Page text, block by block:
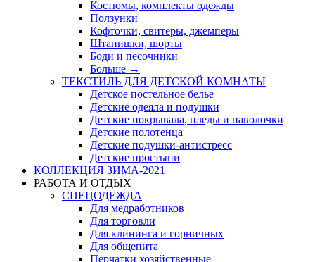
Костюмы, комплекты одежды
Ползунки
Кофточки, свитеры, джемперы
Штанишки, шорты
Боди и песочники
Больше →
ТЕКСТИЛЬ ДЛЯ ДЕТСКОЙ КОМНАТЫ
Детское постельное белье
Детские одеяла и подушки
Детские покрывала, пледы и наволочки
Детские полотенца
Детские подушки-антистресс
Детские простыни
КОЛЛЕКЦИЯ ЗИМА-2021
РАБОТА И ОТДЫХ
СПЕЦОДЕЖДА
Для медработников
Для торговли
Для клининга и горничных
Для общепита
Перчатки хозяйственные